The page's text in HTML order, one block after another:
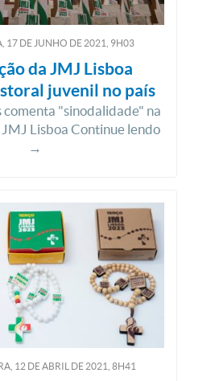
17 DE JUNHO DE 2021, 9H03
da JMJ Lisboa
juvenil no país
comenta "sinodalidade" na
Lisboa Continue lendo
→
12 DEABRIL DE2021, 8H41